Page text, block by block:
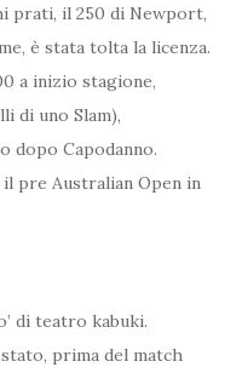
prati, il 250 di Newport,
è stata tolta la licenza.
a inizio stagione,
di uno Slam),
dopo Capodanno.
pre Australian Open in
di teatro kabuki.
prima del match